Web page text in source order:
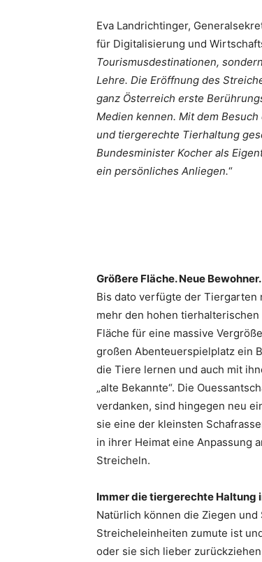
Eva Landrichtinger,
für Digitalisierung und
Tourismusdestinationen,
Lehre. Die Eröffnung des
ganz Österreich erste
Medien kennen. Mit dem
und tiergerechte Tierhaltung
Bundesminister Kocher als
ein persönliches Anliegen.“
Größere Fläche. Neue Bewohner.
Bis dato verfügte der
mehr den hohen
Fläche für eine massive
großen Abenteuerspielplatz ein
die Tiere lernen und auch mit
„alte Bekannte“. Die
verdanken, sind hingegen neu
sie eine der kleinsten
in ihrer Heimat eine Anpassung
Streicheln.
Immer die tiergerechte Haltung
Natürlich können die Ziegen
Streicheleinheiten zumute ist
oder sie sich lieber